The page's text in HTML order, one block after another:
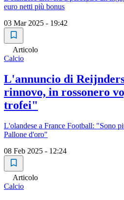
euro netti più bonus
03 Mar 2025 - 19:42
Articolo
Calcio
L'annuncio di
rinnovo, in rossonero
trofei"
L'olandese a France Football: "Sono
Pallone d'oro"
08 Feb 2025 - 12:24
Articolo
Calcio